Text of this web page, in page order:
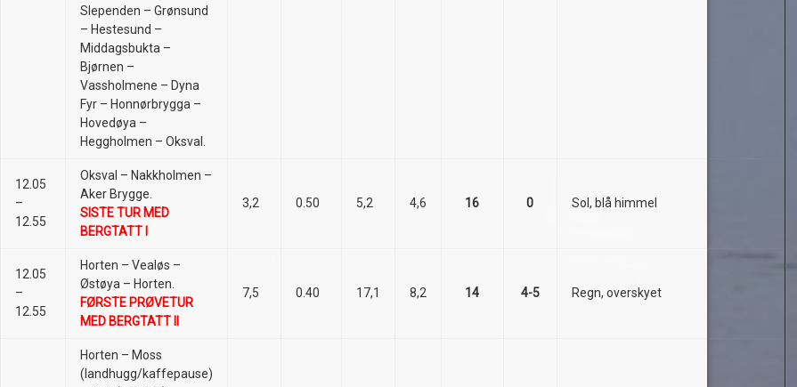
Slependen – Grønsund
– Hestesund –
Middagsbukta –
Bjørnen –
Vassholmene – Dyna
Fyr – Honnørbrygga –
Hovedøya –
Heggholmen – Oksval.
12.05
–
12.55
Oksval – Nakkholmen –
Aker Brygge.
SISTE TUR MED
BERGTATT I
3,2 0.50 5,2 4,6 16 0 Sol, blå himmel
12.05
–
12.55
Horten – Vealøs –
Østøya – Horten.
FØRSTE PRØVETUR
MED BERGTATT II
7,5 0.40 17,1 8,2 14 4-5 Regn, overskyet
Horten – Moss
(landhugg/kaffepause)